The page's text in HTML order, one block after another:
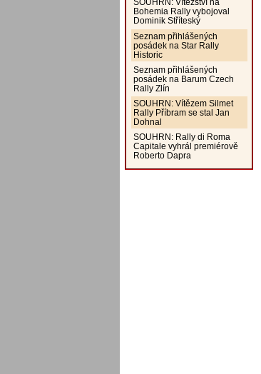
SOUHRN: Vítězství na
Bohemia Rally vybojoval
Dominik Stříteský
Seznam přihlášených
posádek na Star Rally
Historic
Seznam přihlášených
posádek na Barum Czech
Rally Zlín
SOUHRN: Vítězem Silmet
Rally Příbram se stal Jan
Dohnal
SOUHRN: Rally di Roma
Capitale vyhrál premiérově
Roberto Dapra